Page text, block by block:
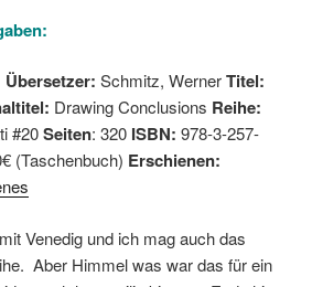
Übersetzer: Schmitz, WernerTitel:
Drawing Conclusions Reihe:
#20Seiten: 320 ISBN: 978-3-257-
(Taschenbuch) Erschienen:
Venedig und ich mag auch das
Aber Himmel was war das für ein